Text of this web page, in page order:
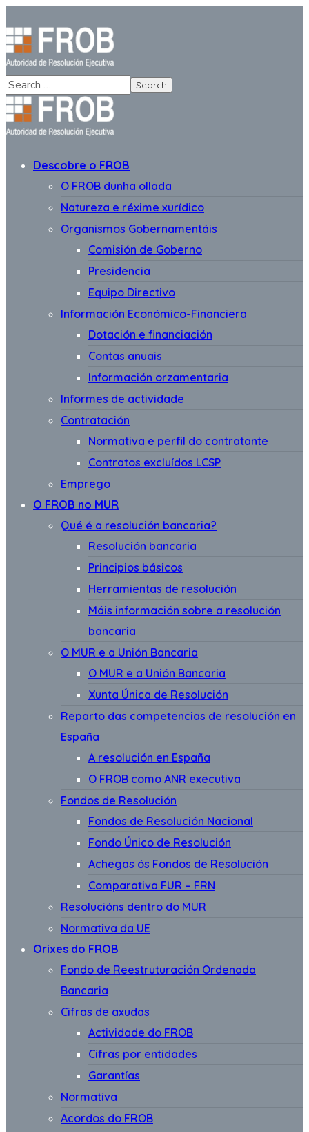
Descobre o FROB
O FROB dunha ollada
Natureza e réxime xurídico
Organismos Gobernamentáis
Comisión de Goberno
Presidencia
Equipo Directivo
Información Económico-Financiera
Dotación e financiación
Contas anuais
Información orzamentaria
Informes de actividade
Contratación
Normativa e perfil do contratante
Contratos excluídos LCSP
Emprego
O FROB no MUR
Qué é a resolución bancaria?
Resolución bancaria
Principios básicos
Herramientas de resolución
Máis información sobre a resolución
bancaria
O MUR e a Unión Bancaria
O MUR e a Unión Bancaria
Xunta Única de Resolución
Reparto das competencias de resolución en
España
A resolución en España
O FROB como ANR executiva
Fondos de Resolución
Fondos de Resolución Nacional
Fondo Único de Resolución
Achegas ós Fondos de Resolución
Comparativa FUR – FRN
Resolucións dentro do MUR
Normativa da UE
Orixes do FROB
Fondo de Reestruturación Ordenada
Bancaria
Cifras de axudas
Actividade do FROB
Cifras por entidades
Garantías
Normativa
Acordos do FROB